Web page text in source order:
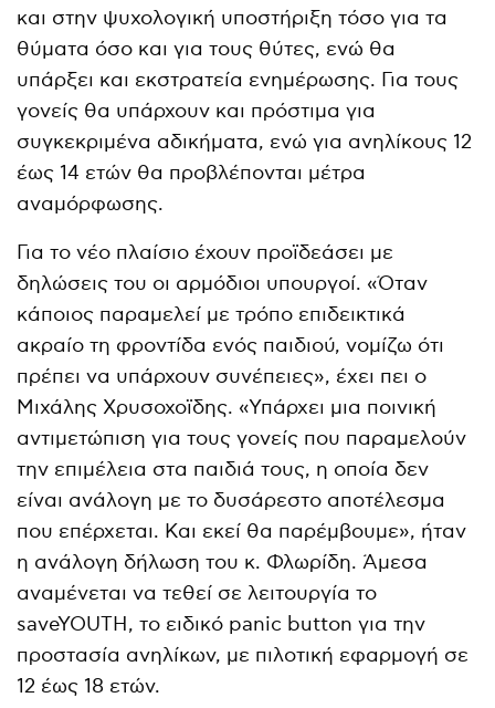
και στην ψυχολογική υποστήριξη τόσο για τα
θύματα όσο και για τους θύτες, ενώ θα
υπάρξει και εκστρατεία ενημέρωσης. Για τους
γονείς θα υπάρχουν και πρόστιμα για
συγκεκριμένα αδικήματα, ενώ για ανηλίκους 12
έως 14 ετών θα προβλέπονται μέτρα
αναμόρφωσης.
Για το νέο πλαίσιο έχουν προϊδεάσει με
δηλώσεις του οι αρμόδιοι υπουργοί. «Όταν
κάποιος παραμελεί με τρόπο επιδεικτικά
ακραίο τη φροντίδα ενός παιδιού, νομίζω ότι
πρέπει να υπάρχουν συνέπειες», έχει πει ο
Μιχάλης Χρυσοχοϊδης. «Υπάρχει μια ποινική
αντιμετώπιση για τους γονείς που παραμελούν
την επιμέλεια στα παιδιά τους, η οποία δεν
είναι ανάλογη με το δυσάρεστο αποτέλεσμα
που επέρχεται. Και εκεί θα παρέμβουμε», ήταν
η ανάλογη δήλωση του κ. Φλωρίδη. Άμεσα
αναμένεται να τεθεί σε λειτουργία το
saveYOUTH, το ειδικό panic button για την
προστασία ανηλίκων, με πιλοτική εφαρμογή σε
12 έως 18 ετών.